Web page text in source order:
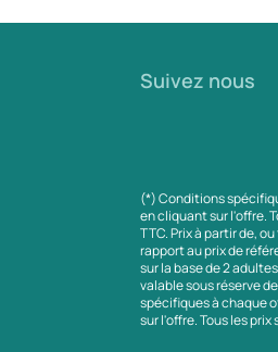
Suivez nous
(*) Conditions
en cliquant sur l'offre.
TTC. Prix à partir de,
rapport au prix de
sur la base de 2
valable sous réserve
spécifiques à chaque
sur l'offre. Tous les